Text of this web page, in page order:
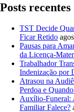
Posts recentes
TST Decide
Ficar Retido
Pausas para
da Licença-
Trabalhador
Indenização por
Atrasou na
Perdoa e
Auxílio-Funeral:
Familiar Falece?